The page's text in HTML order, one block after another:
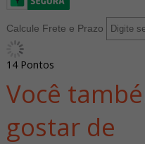
Calcule Frete e Prazo
14 Pontos
Você
gostar de